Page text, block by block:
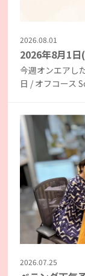
2026.08.01
2026年8月1日
今週オンエアし
日 / オフコース
2026.07.25